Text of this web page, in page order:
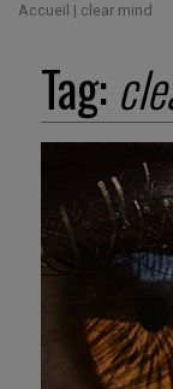
Accueil | clear mind
Tag: